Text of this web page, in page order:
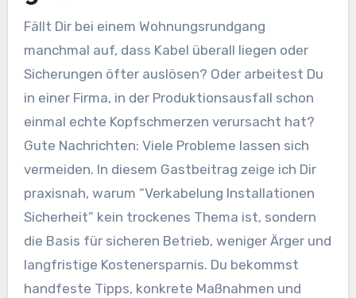
Fällt Dir bei einem Wohnungsrundgang
manchmal auf, dass Kabel überall liegen oder
Sicherungen öfter auslösen? Oder arbeitest Du
in einer Firma, in der Produktionsausfall schon
einmal echte Kopfschmerzen verursacht hat?
Gute Nachrichten: Viele Probleme lassen sich
vermeiden. In diesem Gastbeitrag zeige ich Dir
praxisnah, warum “Verkabelung Installationen
Sicherheit” kein trockenes Thema ist, sondern
die Basis für sicheren Betrieb, weniger Ärger und
langfristige Kostenersparnis. Du bekommst
handfeste Tipps, konkrete Maßnahmen und